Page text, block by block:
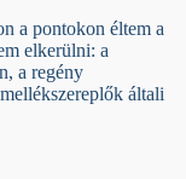
a pontokon éltem a
elkerülni: a
a regény
általi